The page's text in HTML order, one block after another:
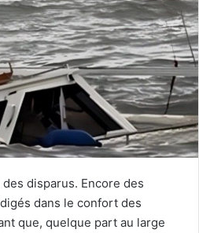
disparus. Encore des
dans le confort des
que, quelque part au large